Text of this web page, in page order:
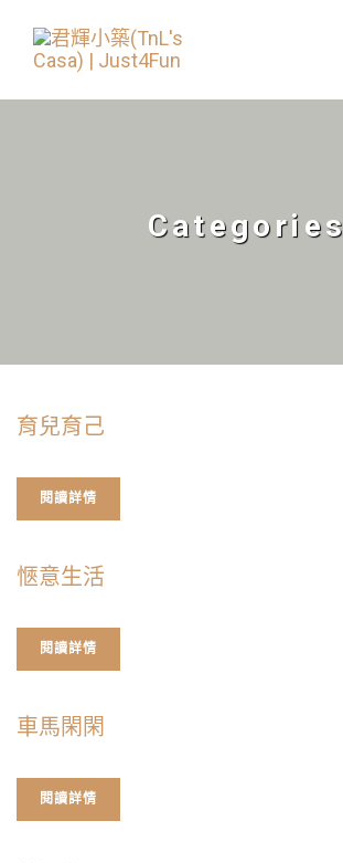
Categories
育兒育己
閱讀詳情
愜意生活
閱讀詳情
車馬閑閑
閱讀詳情